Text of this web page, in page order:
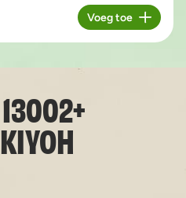
Aantal
Voeg toe
13002+
KIYOH